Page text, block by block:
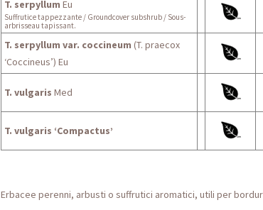
T. serpyllum Eu
Suffrutice tappezzante / Groundcover subshrub / Sous-
arbrisseau tapissant.
T. serpyllum var. coccineum (T. praecox
‘Coccineus’) Eu
T. vulgaris Med
T. vulgaris ‘Compactus’
Erbacee perenni, arbusti o suffrutici aromatici, utili per